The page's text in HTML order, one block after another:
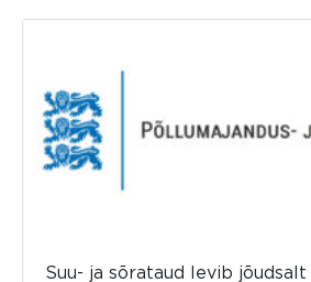
Suu- ja sõrataud levib